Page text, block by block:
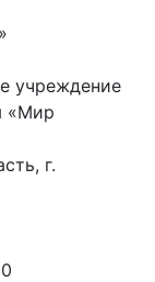
учреждение
«Мир
г.